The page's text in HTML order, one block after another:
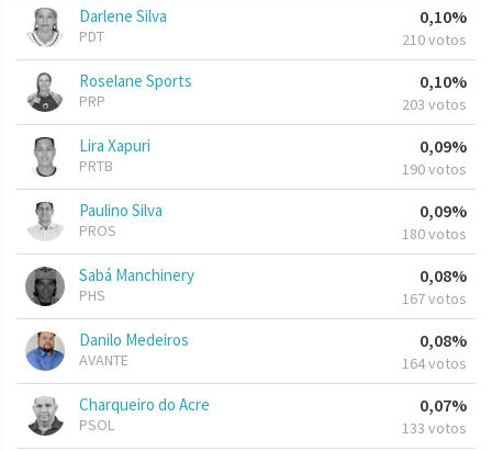
Darlene Silva
PDT
0,10%
210 votos
Roselane Sports
PRP
0,10%
203 votos
Lira Xapuri
PRTB
0,09%
190 votos
Paulino Silva
PROS
0,09%
180 votos
Sabá Manchinery
PHS
0,08%
167 votos
Danilo Medeiros
AVANTE
0,08%
164 votos
Charqueiro do Acre
PSOL
0,07%
133 votos